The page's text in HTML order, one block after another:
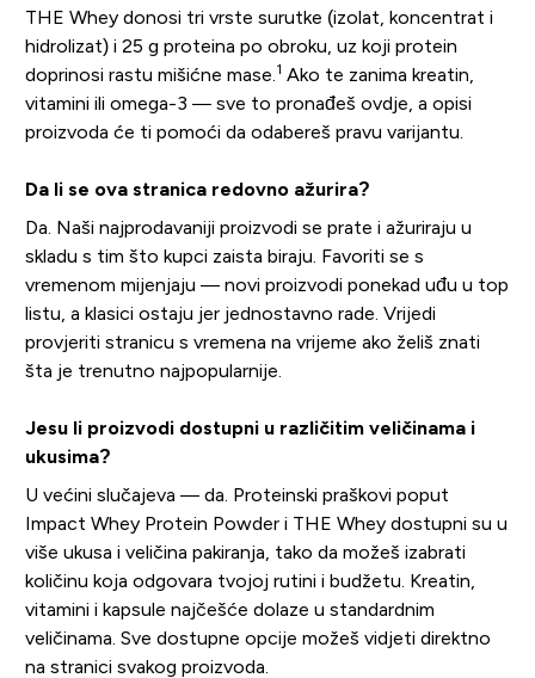
THE Whey donosi tri vrste surutke (izolat, koncentrat i
hidrolizat) i 25 g proteina po obroku, uz koji protein
doprinosi rastu mišićne mase. 1 Ako te zanima kreatin,
vitamini ili omega-3 — sve to pronađeš ovdje, a opisi
proizvoda će ti pomoći da odabereš pravu varijantu.
Da li se ova stranica redovno ažurira?
Da. Naši najprodavaniji proizvodi se prate i ažuriraju u
skladu s tim što kupci zaista biraju. Favoriti se s
vremenom mijenjaju — novi proizvodi ponekad uđu u top
listu, a klasici ostaju jer jednostavno rade. Vrijedi
provjeriti stranicu s vremena na vrijeme ako želiš znati
šta je trenutno najpopularnije.
Jesu li proizvodi dostupni u različitim veličinama i
ukusima?
U većini slučajeva — da. Proteinski praškovi poput
Impact Whey Protein Powder i THE Whey dostupni su u
više ukusa i veličina pakiranja, tako da možeš izabrati
količinu koja odgovara tvojoj rutini i budžetu. Kreatin,
vitamini i kapsule najčešće dolaze u standardnim
veličinama. Sve dostupne opcije možeš vidjeti direktno
na stranici svakog proizvoda.